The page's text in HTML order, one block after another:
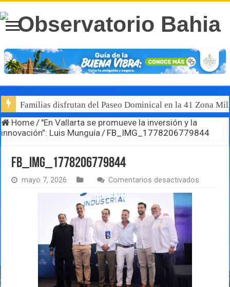
Familias disfrutan del Paseo Dominical en la 41 Zona
Home/ "En Vallarta se promueve la inversión y la
innovación”: Luis Munguía/ FB_IMG_1778206779844
FB_IMG_1778206779844
mayo 7, 2026 Comentarios desactivados